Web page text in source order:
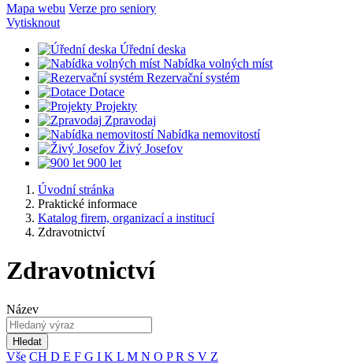
Mapa webu Verze pro seniory
Vytisknout
Úřední deska
Nabídka volných míst
Rezervační systém
Dotace
Projekty
Zpravodaj
Nabídka nemovitostí
Živý Josefov
900 let
Úvodní stránka
Praktické informace
Katalog firem, organizací a institucí
Zdravotnictví
Zdravotnictví
Název
Hledat
Vše CH D E F G I K L M N O PR S V Z